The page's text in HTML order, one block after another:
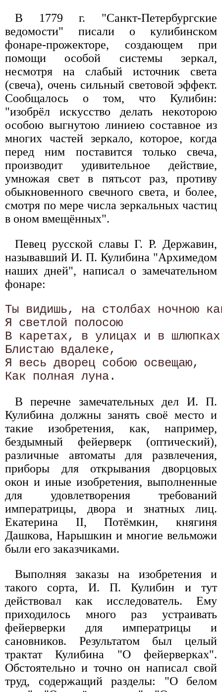
В 1779 г. "Санкт-Петербургские
ведомости" писали о кулибинском
фонаре-прожекторе, создающем при
помощи особой системы зеркал,
несмотря на слабый источник света
(свеча), очень сильный световой эффект.
Сообщалось о том, что Кулибин:
"изобрёл искусство делать некоторою
особою выгнутою линиею составное из
многих частей зеркало, которое, когда
перед ним поставится только свеча,
производит удивительное действие,
умножая свет в пятьсот раз, противу
обыкновенного свечного света, и более,
смотря по мере числа зеркальных частиц
в оном вмещённых".
Певец русской славы Г. Р. Державин,
называвший И. П. Кулибина "Архимедом
наших дней", написал о замечательном
фонаре:
Ты видишь, на столбах ночною
Я светлой полосою
В каретах, в улицах и в
Блистаю вдалеке,
Я весь дворец собою освещаю,
В перечне замечательных дел И. П.
Кулибина должны занять своё место и
такие изобретения, как, например,
бездымный фейерверк (оптический),
различные автоматы для развлечения,
приборы для открывания дворцовых
окон и иные изобретения, выполненные
для удовлетворения требований
императрицы, двора и знатных лиц.
Екатерина II, Потёмкин, княгиня
Дашкова, Нарышкин и многие вельможи
были его заказчиками.
Выполняя заказы на изобретения и
такого сорта, И. П. Кулибин и тут
действовал как исследователь. Ему
приходилось много раз устраивать
фейерверки для императрицы и
сановников. Результатом был целый
трактат Кулибина "О фейерверках".
Обстоятельно и точно он написал свой
труд, содержащий разделы: "О белом